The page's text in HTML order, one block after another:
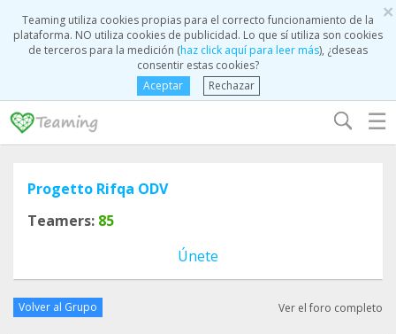
×
Teaming utiliza cookies propias para el correcto funcionamiento de la
plataforma. NO utiliza cookies de publicidad. Lo que sí utiliza son cookies
de terceros para la medición (haz click aquí para leer más), ¿deseas
consentir estas cookies?
Aceptar
Rechazar
☰
Progetto Rifqa ODV
Teamers: 85
Únete
Volver al Grupo Ver el foro completo